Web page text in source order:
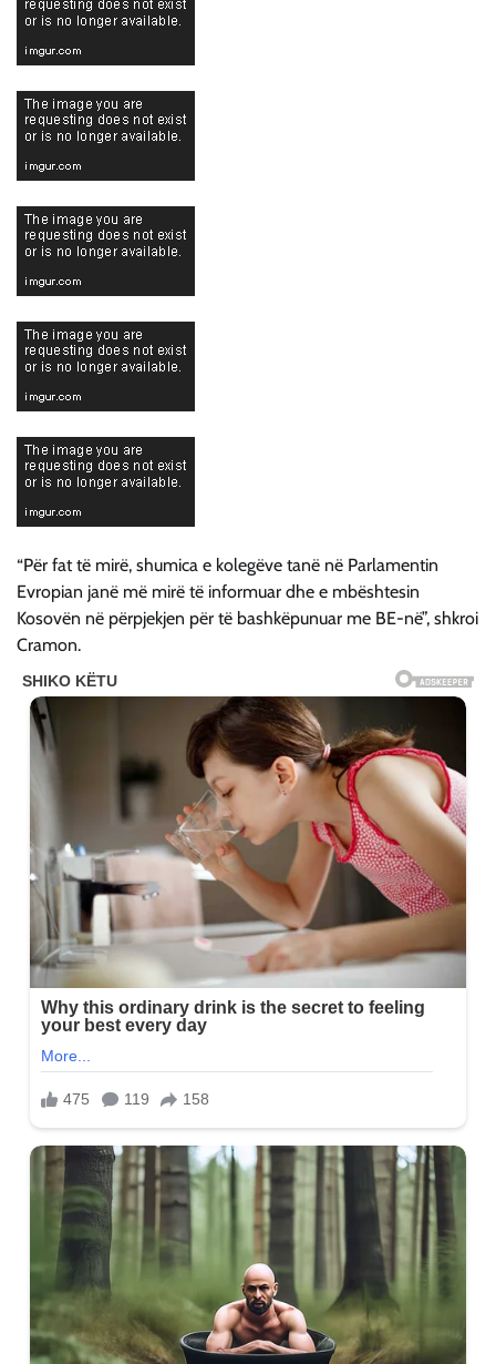
“Për fat të mirë, shumica e kolegëve tanë në Parlamentin
Evropian janë më mirë të informuar dhe e mbështesin
Kosovën në përpjekjen për të bashkëpunuar me BE-në”, shkroi
Cramon.